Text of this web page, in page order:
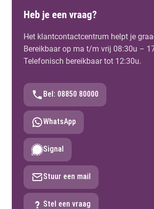
Heb je een vraag?
Het klantcontactcentrum helpt je
Bereikbaar op ma t/m vrij 08:30u –
Telefonisch bereikbaar tot 12:30u.
Bel: 08850 80000
WhatsApp
Signal
Stuur een mail
Stel een vraag